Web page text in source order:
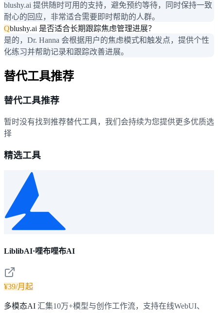
blushy.ai 提供随时可用的支持，避免预约等待，同时保持一致
耐心的回应，非常适合需要即时帮助的人群。
Qblushy.ai 是否适合长期跟踪焦虑管理进展？
是的，Dr. Hanna 会根据用户的焦虑模式和触发点，提供个性
化练习并帮助记录和跟踪改善进展。
替代工具推荐
替代工具推荐
暂时没有找到推荐替代工具，我们会持续为您提供更多优质选
择
精选工具
LiblibAI·哩布哩布AI
¥39/月起
多模态AI 汇集10万+模型与创作工作流，支持在线WebUI、